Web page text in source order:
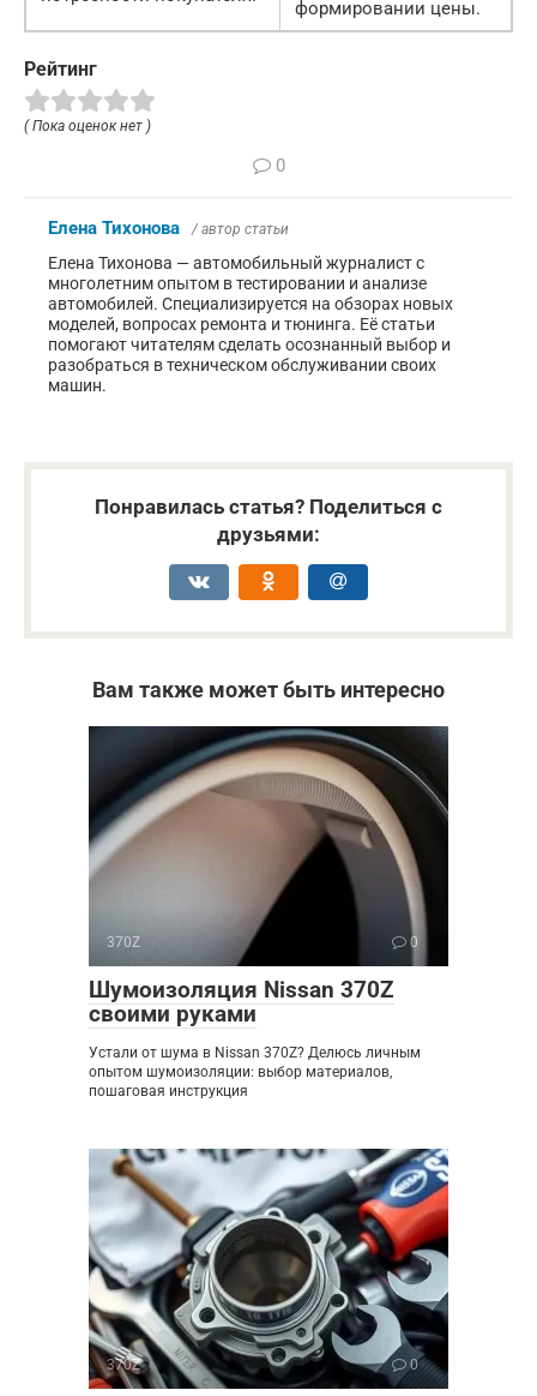
формировании цены.
Рейтинг
( Пока оценок нет )
0
Елена Тихонова / автор статьи
Елена Тихонова — автомобильный журналист с
многолетним опытом в тестировании и анализе
автомобилей. Специализируется на обзорах новых
моделей, вопросах ремонта и тюнинга. Её статьи
помогают читателям сделать осознанный выбор и
разобраться в техническом обслуживании своих
машин.
Понравилась статья? Поделиться с
друзьями:
Вам также может быть интересно
370Z 0
Шумоизоляция Nissan 370Z
своими руками
Устали от шума в Nissan 370Z? Делюсь личным
опытом шумоизоляции: выбор материалов,
пошаговая инструкция
370Z 0